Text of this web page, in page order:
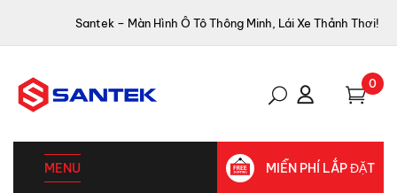
Santek – Màn Hình Ô Tô Thông Minh, Lái Xe Thảnh Thơi!
0
MENU MIỄN PHÍ LẮP ĐẶT